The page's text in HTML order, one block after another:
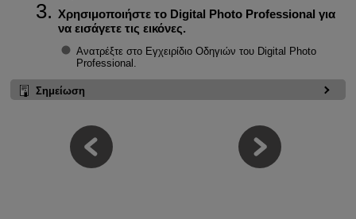
Χρησιμοποιήστε το Digital Photo Professional για
να εισάγετε τις εικόνες.
Ανατρέξτε στο Εγχειρίδιο Οδηγιών του Digital Photo
Professional.
Σημείωση